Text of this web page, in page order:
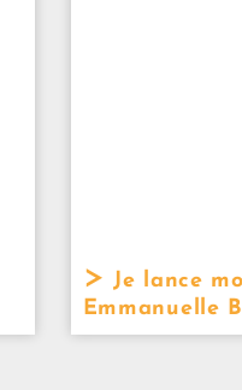
Je lance
Emmanuelle